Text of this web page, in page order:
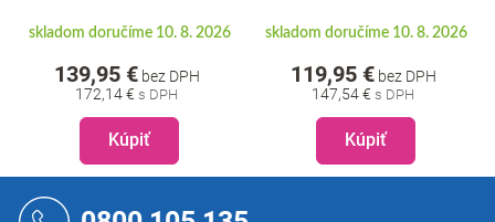
skladom doručíme 10. 8. 2026
172,14 €
139,95 €bez DPH
Kúpiť
skladom doručíme 10. 8. 2026
147,54 €
119,95 €bez DPH
Kúpiť